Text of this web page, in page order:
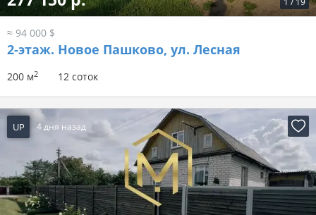
≈ 94 000 $
2-этаж. Новое Пашково, ул. Лесная
200 м2 12 соток
UP 4 дня назад